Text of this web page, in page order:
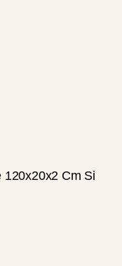
120x20x2 Cm Si